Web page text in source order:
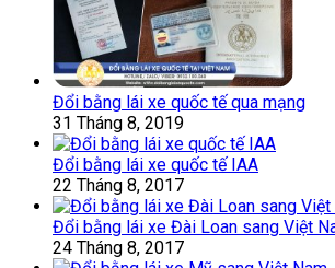
Đổi bằng lái xe quốc tế qua mạng
31 Tháng 8, 2019
Đổi bằng lái xe quốc tế IAA
22 Tháng 8, 2017
Đổi bằng lái xe Đài Loan sang Việt
24 Tháng 8, 2017